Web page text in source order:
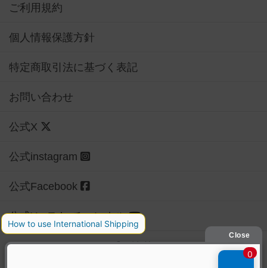
ご利用規約
個人情報保護方針
特定商取引法に基づく表記
お問い合わせ
公式X
公式instagram
公式Facebook
公式YouTubeチャンネル
Copyright (c)